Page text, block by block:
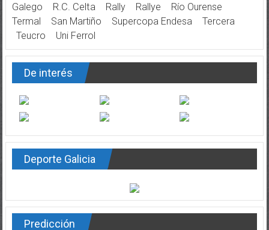
Galego
R.C. Celta Rally Rallye
Río Ourense
Termal
San Martiño Supercopa Endesa
Tercera
Teucro
Uni Ferrol
De interés
Deporte Galicia
Predicción